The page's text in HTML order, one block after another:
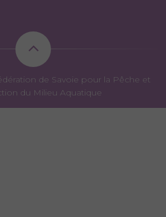
de Savoie pour la Pêche et
du Milieu Aquatique